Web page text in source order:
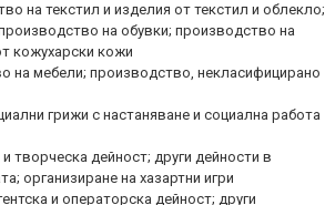
на текстил и изделия от текстил и облекло;
на обувки; производство на
кожухарски кожи
на мебели; производство, некласифицирано
грижи с настаняване и социална работа
творческа дейност; други дейности в
организиране на хазартни игри
и операторска дейност; други